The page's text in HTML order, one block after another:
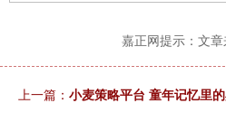
嘉正网提示：文章
上一篇： 小麦策略平台 童年记忆里